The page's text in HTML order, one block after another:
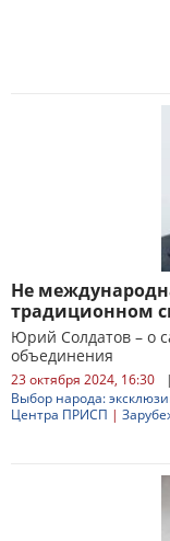
Не
традиционном
Юрий Солдатов – о
объединения
23 октября 2024, 16:30 |
Выбор народа:
Центра ПРИСП |